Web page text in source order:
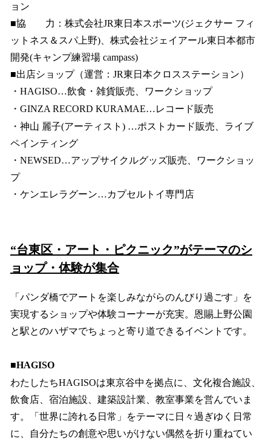
ョン
■協 力：株式会社JR東日本スポーツ(ジェクサー フィ
ットネス＆スパ上野)、株式会社ジェイアール東日本都市
開発(キャンプ練習場 campass)
■出店ショップ（運営：JR東日本クロスステーション）
・HAGISO…飲食・雑貨販売、ワークショップ
・GINZA RECORD KURAMAE…レコード販売
・神山 麗子(アーティスト) …ポストカード販売、ライブ
ペインティング
・NEWSED…アップサイクルグッズ販売、ワークショッ
プ
・ケンエレラグーン…カプセルトイ専門店
“台東区・アート・ピクニック”がテーマのシ
ョップ・体験が集合
「パンダ橋でアートを楽しみながらのんびり過ごす」を
実現するショップや体験コーナーが充実。恩賜上野公園
と駅とのハザマでちょっと寄り道できるイベントです。
■HAGISO
わたしたちHAGISOは東京谷中を拠点に、文化複合施設、
飲食店、宿泊施設、建築設計業、教室事業を営んでいま
す。「世界に誇れる日常」をテーマに日々過ぎゆく日常
に、自分たちの創意や思いがけない偶然を折り重ねてい